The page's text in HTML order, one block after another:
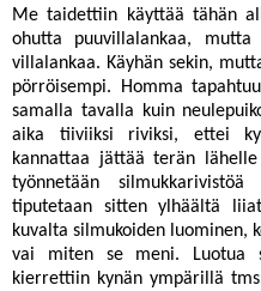
Me taidettiin käyttää tähän
ohutta puuvillalankaa,
villalankaa. Käyhän sekin,
pörröisempi. Homma
samalla tavalla kuin
aika tiiviiksi riviksi, ettei
kannattaa jättää terän
työnnetään
tiputetaan sitten ylhäältä
kuvalta silmukoiden luominen,
vai miten se meni. Luotua
kierrettiin kynän ympärillä